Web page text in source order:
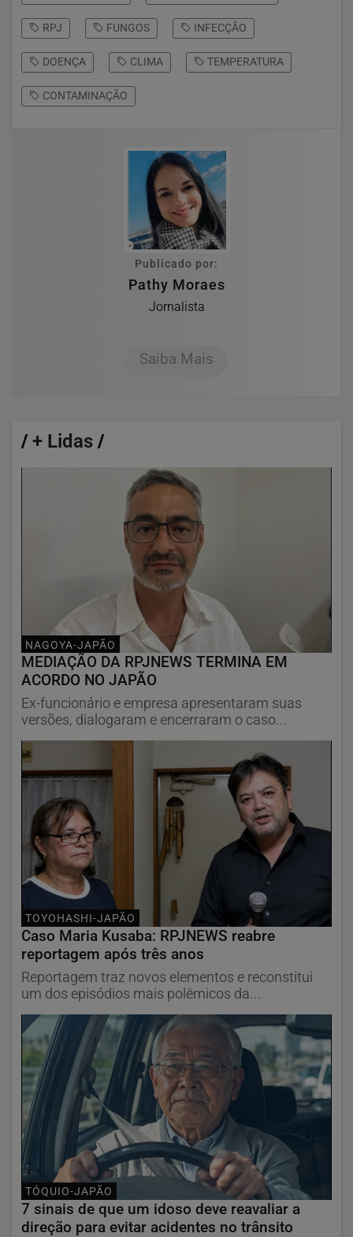
RPJ FUNGOS INFECÇÃO
DOENÇA CLIMA TEMPERATURA
CONTAMINAÇÃO
Publicado por:
Pathy Moraes
Jornalista
Saiba Mais
/ + Lidas /
NAGOYA-JAPÃO
MEDIAÇÃO DA RPJNEWS TERMINA EM
ACORDO NO JAPÃO
Ex-funcionário e empresa apresentaram suas
versões, dialogaram e encerraram o caso...
TOYOHASHI-JAPÃO
Caso Maria Kusaba: RPJNEWS reabre
reportagem após três anos
Reportagem traz novos elementos e reconstitui
um dos episódios mais polêmicos da...
TÓQUIO-JAPÃO
7 sinais de que um idoso deve reavaliar a
direção para evitar acidentes no trânsito